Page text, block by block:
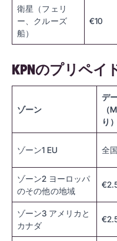
衛星（フェリ
ー、クルーズ
船）
€10
KPNのプリペイ
ゾーン
デ
（
り）
ゾーン1 EU 全
ゾーン2 ヨーロッパ
のその他の地域
ゾーン3 アメリカと
カナダ